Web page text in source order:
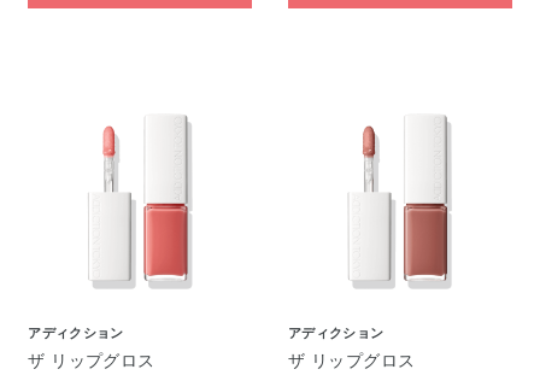
アディクション
ザ リップグロス
アディクション
ザ リップグロス